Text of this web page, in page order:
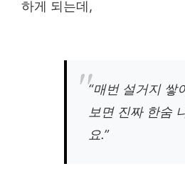
하게 되는데,
“매번 설거지 쌓
보면 진짜 한숨
요.”